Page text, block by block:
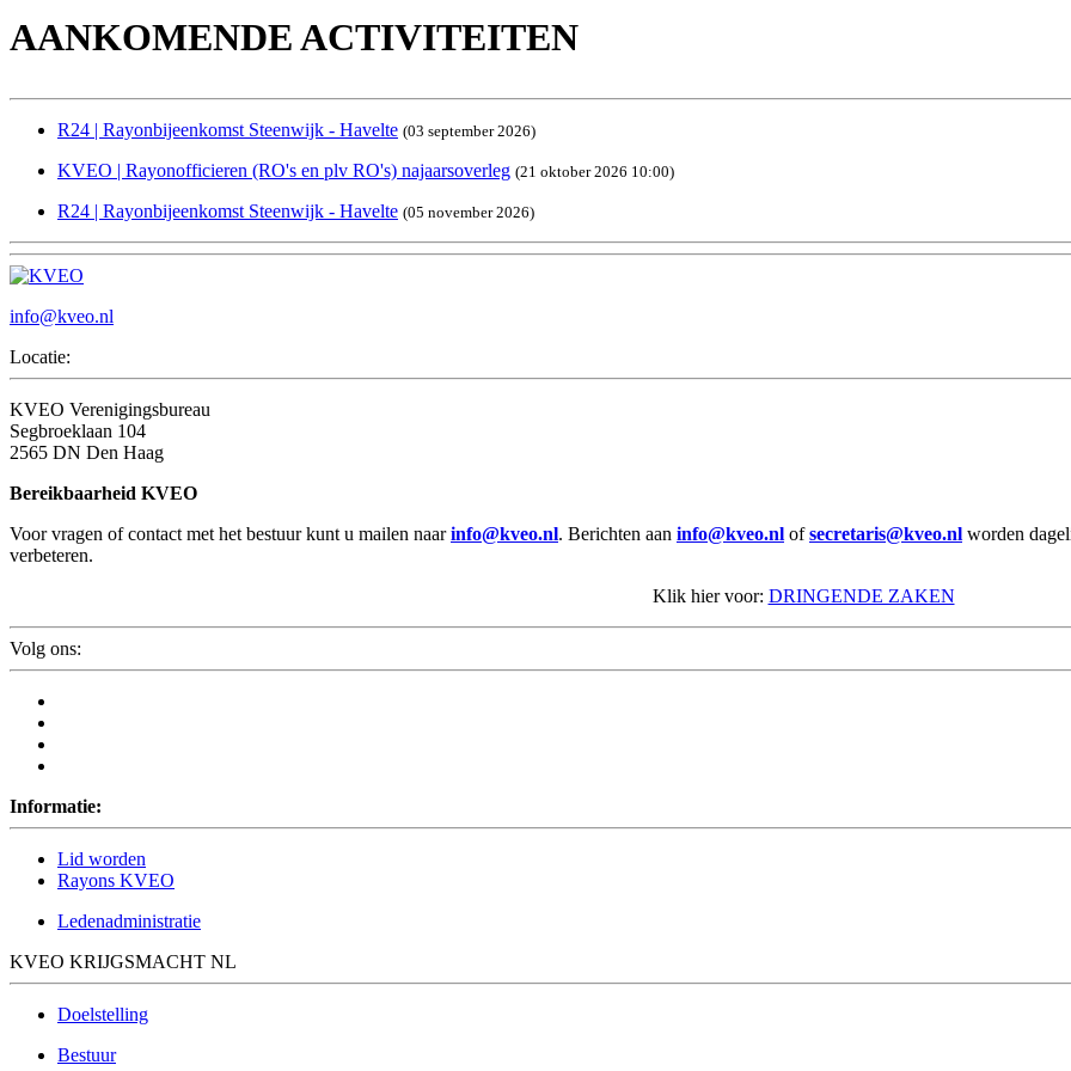
AANKOMENDE ACTIVITEITEN
R24 | Rayonbijeenkomst Steenwijk - Havelte (03 september 2026)
KVEO | Rayonofficieren (RO's en plv RO's) najaarsoverleg (21 oktober 2026 10:00)
R24 | Rayonbijeenkomst Steenwijk - Havelte (05 november 2026)
info@kveo.nl
Locatie:
KVEO Verenigingsbureau
Segbroeklaan 104
2565 DN Den Haag
Bereikbaarheid KVEO
Voor vragen of contact met het bestuur kunt u mailen naarinfo@kveo.nl. Berichten aan info@kveo.nl ofsecretaris@kveo.nl worden
verbeteren.
Klik hier voor: DRINGENDE ZAKEN
Volg ons:
Informatie:
Lid worden
Rayons KVEO
Ledenadministratie
KVEO KRIJGSMACHT NL
Doelstelling
Bestuur